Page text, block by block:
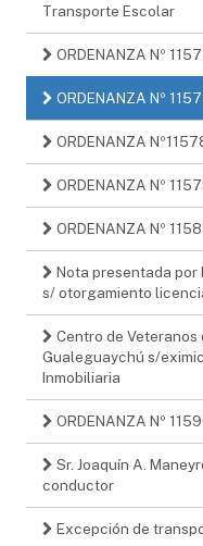
Transporte Escolar
ORDENANZA Nº
ORDENANZA Nº
ORDENANZA
ORDENANZA Nº
ORDENANZA Nº
Nota presentada por
s/ otorgamiento
Centro de Veteranos
Gualeguaychú s/
Inmobiliaria
ORDENANZA Nº
Sr. Joaquín A.
conductor
Excepción de